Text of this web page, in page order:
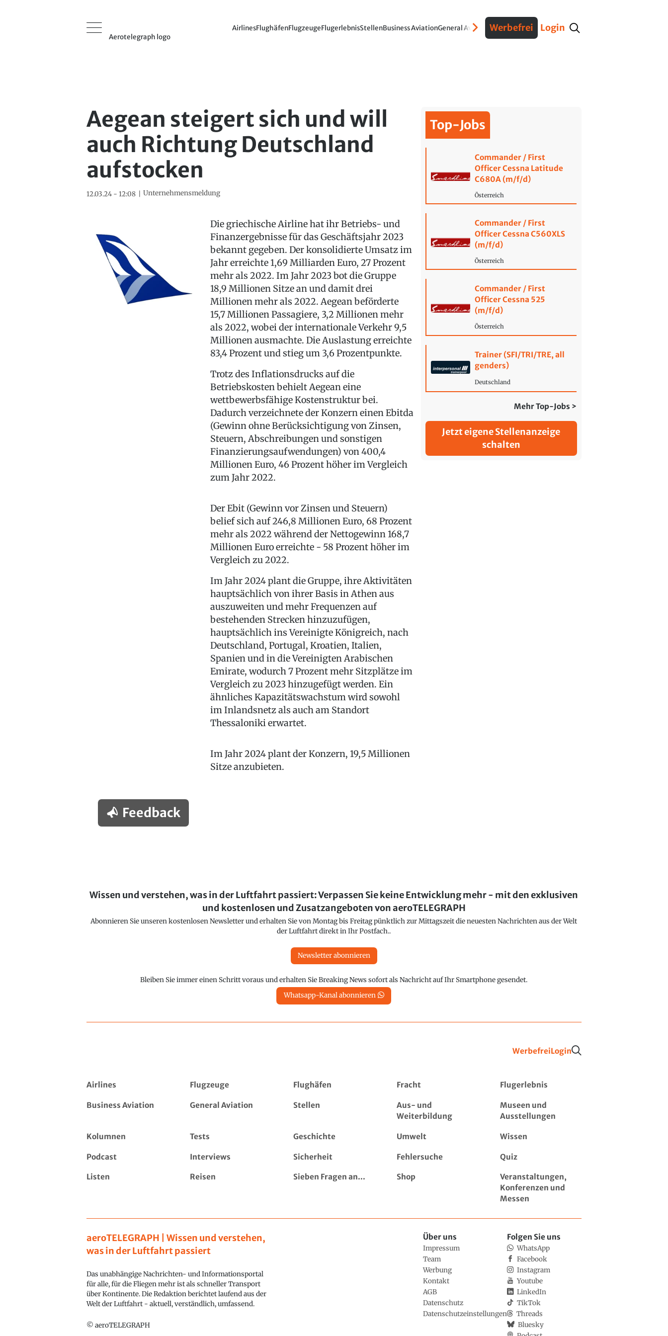
Aerotelegraph logo
AirlinesFlughäfenFlugzeugeFlugerlebnisStellenBusiness AviationGeneral AviationVerteidigungInterviews Fracht
Werbefrei Login
Aegean steigert sich und will
auch Richtung Deutschland
aufstocken
12.03.24 - 12:08 Unternehmensmeldung
Die griechische Airline hat ihr Betriebs- und
Finanzergebnisse für das Geschäftsjahr 2023
bekannt gegeben. Der konsolidierte Umsatz im
Jahr erreichte 1,69 Milliarden Euro, 27 Prozent
mehr als 2022. Im Jahr 2023 bot die Gruppe
18,9 Millionen Sitze an und damit drei
Millionen mehr als 2022. Aegean beförderte
15,7 Millionen Passagiere, 3,2 Millionen mehr
als 2022, wobei der internationale Verkehr 9,5
Millionen ausmachte. Die Auslastung erreichte
83,4 Prozent und stieg um 3,6 Prozentpunkte.
Trotz des Inflationsdrucks auf die
Betriebskosten behielt Aegean eine
wettbewerbsfähige Kostenstruktur bei.
Dadurch verzeichnete der Konzern einen Ebitda
(Gewinn ohne Berücksichtigung von Zinsen,
Steuern, Abschreibungen und sonstigen
Finanzierungsaufwendungen) von 400,4
Millionen Euro, 46 Prozent höher im Vergleich
zum Jahr 2022.
Der Ebit (Gewinn vor Zinsen und Steuern)
belief sich auf 246,8 Millionen Euro, 68 Prozent
mehr als 2022 während der Nettogewinn 168,7
Millionen Euro erreichte - 58 Prozent höher im
Vergleich zu 2022.
Im Jahr 2024 plant die Gruppe, ihre Aktivitäten
hauptsächlich von ihrer Basis in Athen aus
auszuweiten und mehr Frequenzen auf
bestehenden Strecken hinzuzufügen,
hauptsächlich ins Vereinigte Königreich, nach
Deutschland, Portugal, Kroatien, Italien,
Spanien und in die Vereinigten Arabischen
Emirate, wodurch 7 Prozent mehr Sitzplätze im
Vergleich zu 2023 hinzugefügt werden. Ein
ähnliches Kapazitätswachstum wird sowohl
im Inlandsnetz als auch am Standort
Thessaloniki erwartet.
Im Jahr 2024 plant der Konzern, 19,5 Millionen
Sitze anzubieten.
Feedback
Top-Jobs
Commander / First
Officer Cessna Latitude
C680A (m/f/d)
Österreich
Commander / First
Officer Cessna C560XLS
(m/f/d)
Österreich
Commander / First
Officer Cessna 525
(m/f/d)
Österreich
Trainer (SFI/TRI/TRE, all
genders)
Deutschland
Mehr Top-Jobs >
Jetzt eigene Stellenanzeige
schalten
Wissen und verstehen, was in der Luftfahrt passiert: Verpassen Sie keine Entwicklung mehr - mit den exklusiven
und kostenlosen und Zusatzangeboten von aeroTELEGRAPH
Abonnieren Sie unseren kostenlosen Newsletter und erhalten Sie von Montag bis Freitag pünktlich zur Mittagszeit die neuesten Nachrichten aus der Welt
der Luftfahrt direkt in Ihr Postfach..
Newsletter abonnieren
Bleiben Sie immer einen Schritt voraus und erhalten Sie Breaking News sofort als Nachricht auf Ihr Smartphone gesendet.
Whatsapp-Kanal abonnieren
WerbefreiLogin
Airlines Flugzeuge Flughäfen Fracht Flugerlebnis
Business Aviation General Aviation Stellen
Aus- und
Weiterbildung
Museen und
Ausstellungen
Kolumnen Tests Geschichte Umwelt Wissen
Podcast Interviews Sicherheit Fehlersuche Quiz
Listen Reisen Sieben Fragen an... Shop
Veranstaltungen,
Konferenzen und
Messen
aeroTELEGRAPH | Wissen und verstehen,
was in der Luftfahrt passiert
Das unabhängige Nachrichten- und Informationsportal
für alle, für die Fliegen mehr ist als schneller Transport
über Kontinente. Die Redaktion berichtet laufend aus der
Welt der Luftfahrt - aktuell, verständlich, umfassend.
© aeroTELEGRAPH
Über uns
Impressum
Team
Werbung
Kontakt
AGB
Datenschutz
Datenschutzeinstellungen
Folgen Sie uns
WhatsApp
Facebook
Instagram
Youtube
LinkedIn
TikTok
Threads
Bluesky